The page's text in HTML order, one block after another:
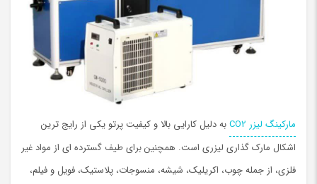
مارکینگ لیزر CO2
به دلیل کارایی بالا و کیفیت پرتو یکی از رایج ترین
اشکال مارک گذاری لیزری است. همچنین برای طیف گسترده ای از مواد غیر
فلزی، از جمله چوب، اکریلیک، شیشه، منسوجات، پلاستیک، فویل و فیلم،